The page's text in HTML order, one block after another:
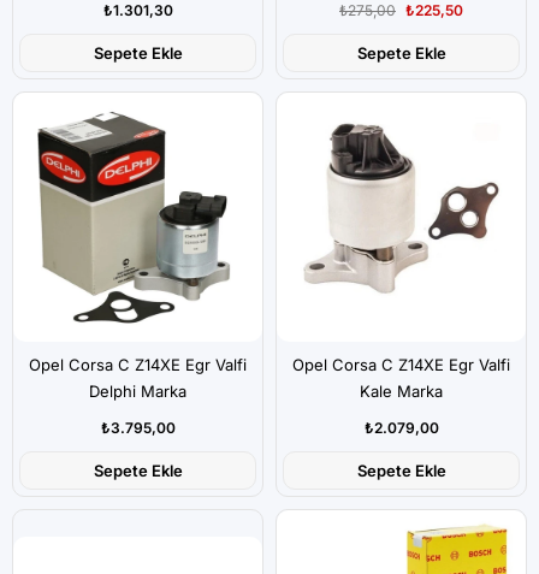
₺1.301,30
Sepete Ekle
₺225,50
₺275,00
Sepete Ekle
Opel Corsa C Z14XE Egr Valfi
Delphi Marka
₺3.795,00
Sepete Ekle
Opel Corsa C Z14XE Egr Valfi
Kale Marka
₺2.079,00
Sepete Ekle